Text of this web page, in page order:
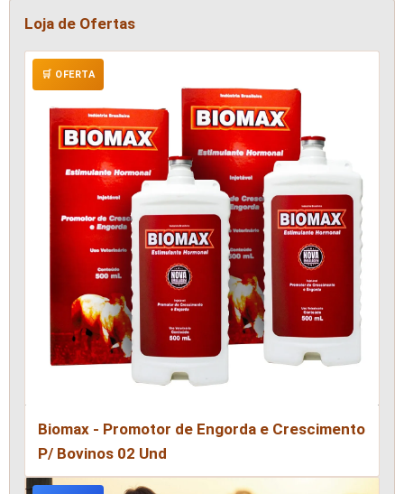
Loja de Ofertas
🛒 OFERTA
Biomax - Promotor de Engorda e Crescimento
P/ Bovinos 02 Und